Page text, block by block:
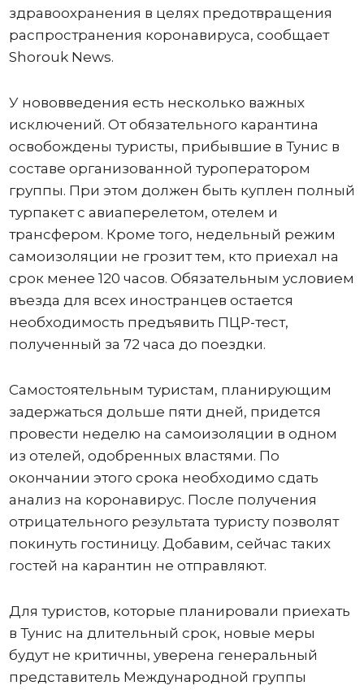
здравоохранения в целях предотвращения
распространения коронавируса, сообщает
Shorouk News.
У нововведения есть несколько важных
исключений. От обязательного карантина
освобождены туристы, прибывшие в Тунис в
составе организованной туроператором
группы. При этом должен быть куплен полный
турпакет с авиаперелетом, отелем и
трансфером. Кроме того, недельный режим
самоизоляции не грозит тем, кто приехал на
срок менее 120 часов. Обязательным условием
въезда для всех иностранцев остается
необходимость предъявить ПЦР-тест,
полученный за 72 часа до поездки.
Самостоятельным туристам, планирующим
задержаться дольше пяти дней, придется
провести неделю на самоизоляции в одном
из отелей, одобренных властями. По
окончании этого срока необходимо сдать
анализ на коронавирус. После получения
отрицательного результата туристу позволят
покинуть гостиницу. Добавим, сейчас таких
гостей на карантин не отправляют.
Для туристов, которые планировали приехать
в Тунис на длительный срок, новые меры
будут не критичны, уверена генеральный
представитель Международной группы